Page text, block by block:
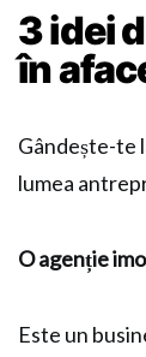
3 idei
în
Gândește-te
lumea
O agenție
Este un